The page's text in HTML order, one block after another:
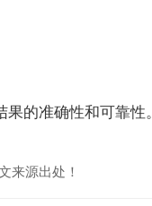
的准确性和可靠性。
来源出处！